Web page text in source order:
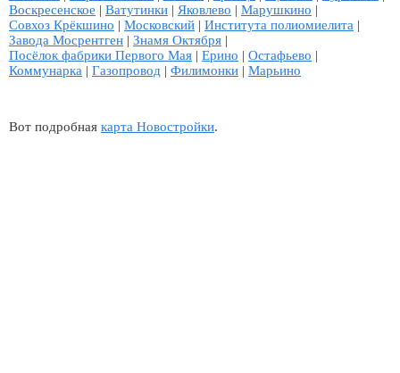
Воскресенское | Ватутинки | Яковлево | Марушкино |
Совхоз Крёкшино | Московский | Института полиомиелита |
Завода Мосрентген | Знамя Октября |
Посёлок фабрики Первого Мая | Ерино | Остафьево |
Коммунарка | Газопровод | Филимонки | Марьино
Вот подробная карта Новостройки.